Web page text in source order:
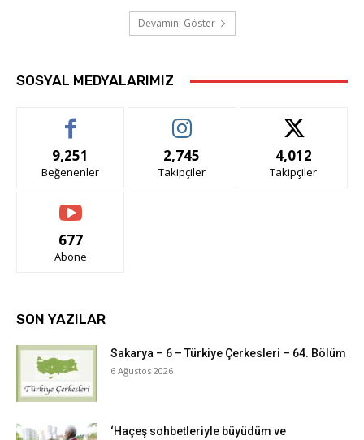
Devamını Göster
SOSYAL MEDYALARIMIZ
9,251
Beğenenler
2,745
Takipçiler
4,012
Takipçiler
677
Abone
SON YAZILAR
Sakarya – 6 – Türkiye Çerkesleri – 64. Bölüm
6 Ağustos 2026
‘Haçeş sohbetleriyle büyüdüm ve